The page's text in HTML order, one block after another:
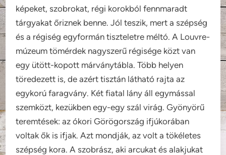
képeket, szobrokat, régi korokból fennmaradt
tárgyakat őriznek benne. Jól teszik, mert a szépség
és a régiség egyformán tiszteletre méltó. A Louvre-
múzeum tömérdek nagyszerű régisége közt van
egy ütött-kopott márványtábla. Több helyen
töredezett is, de azért tisztán látható rajta az
egykorú faragvány. Két fiatal lány áll egymással
szemközt, kezükben egy-egy szál virág. Gyönyörű
teremtések: az ókori Görögország ifjúkorában
voltak ők is ifjak. Azt mondják, az volt a tökéletes
szépség kora. A szobrász, aki arcukat és alakjukat